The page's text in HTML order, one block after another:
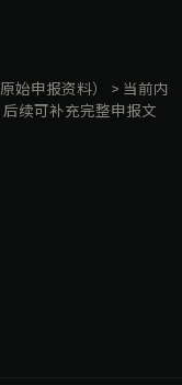
始申报资料） > 当前内
续可补充完整申报文